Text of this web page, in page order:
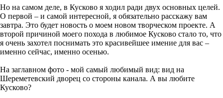
Но на самом деле, в Кусково я ходил ради двух основных целей.
О первой – и самой интересной, я обязательно расскажу вам
завтра. Это будет новость о моем новом творческом проекте. А
второй причиной моего похода в любимое Кусково стало то, что
я очень захотел поснимать это красивейшее имение для вас –
именно сейчас, именно осенью.
На заглавном фото - мой самый любимый вид: вид на
Шереметевский дворец со стороны канала. А вы любите
Кусково?